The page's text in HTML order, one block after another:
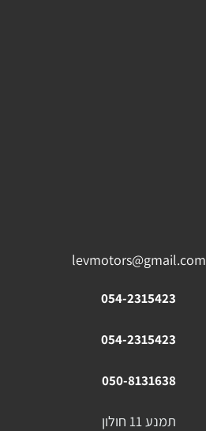
levmotors@gmail.com
054-2315423
054-2315423
050-8131638
תמנע 11 חולון